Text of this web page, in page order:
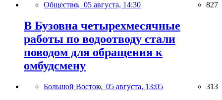
Общество, 05 августа, 14:30 827
В Бузовна четырехмесячные
работы по водоотводу стали
поводом для обращения к
омбудсмену
Большой Восток, 05 августа, 13:05 313